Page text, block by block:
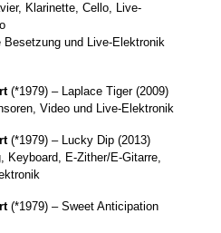
Klarinette, Cello, Live-
Besetzung und Live-Elektronik
(*1979) – Laplace Tiger (2009)
Video und Live-Elektronik
(*1979) – Lucky Dip (2013)
Keyboard, E-Zither/E-Gitarre,
(*1979) – Sweet Anticipation